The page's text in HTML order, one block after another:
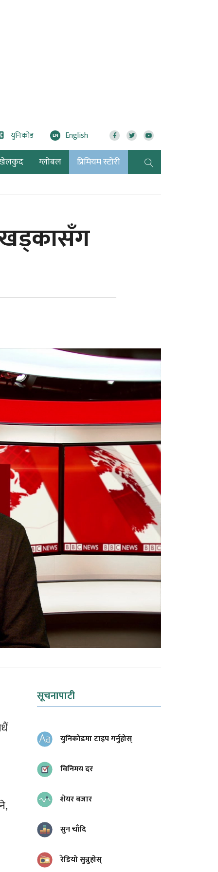
युनिकोड EN English
ग्लोबल प्रिमियम स्टोरी
खड्कासँग
सूचनापाटी
युनिकोडमा टाइप गर्नुहोस्
विनिमय दर
शेयर बजार
सुन चाँदि
रेडियो सुन्नुहोस्